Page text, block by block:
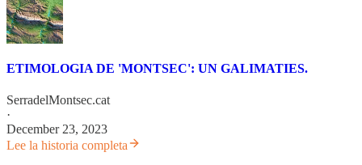
ETIMOLOGIA DE 'MONTSEC': UN GALIMATIES.
SerradelMontsec.cat
·
December 23, 2023
Lee la historia completa